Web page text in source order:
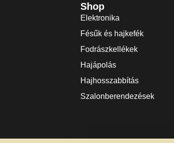
Shop
Elektronika
Fésűk és hajkefék
Fodrászkellékek
Hajápolás
Hajhosszabbítás
Szalonberendezések